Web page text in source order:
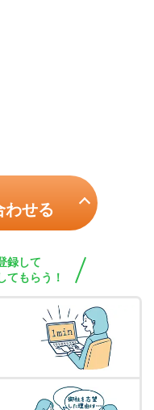
わせる
録して
てもらう！